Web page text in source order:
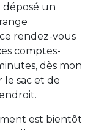
déposé un
rendez-vous
comptes-
dès mon
le sac et de
est bientôt